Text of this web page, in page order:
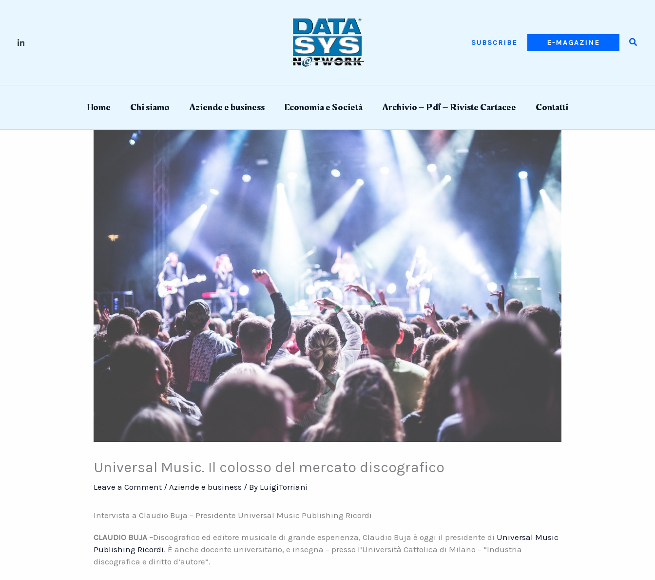
SUBSCRIBE E-MAGAZINE
Home Chi siamo Aziende e business Economia e Società Archivio – Pdf – Riviste Cartacee Contatti
Universal Music. Il colosso del mercato discografico
Leave a Comment / Aziende e business / By LuigiTorriani
Intervista a Claudio Buja – Presidente Universal Music Publishing Ricordi
CLAUDIO BUJA –Discografico ed editore musicale di grande esperienza, Claudio Buja è oggi il presidente di Universal Music
Publishing Ricordi. È anche docente universitario, e insegna – presso l’Università Cattolica di Milano – “Industria
discografica e diritto d’autore”.